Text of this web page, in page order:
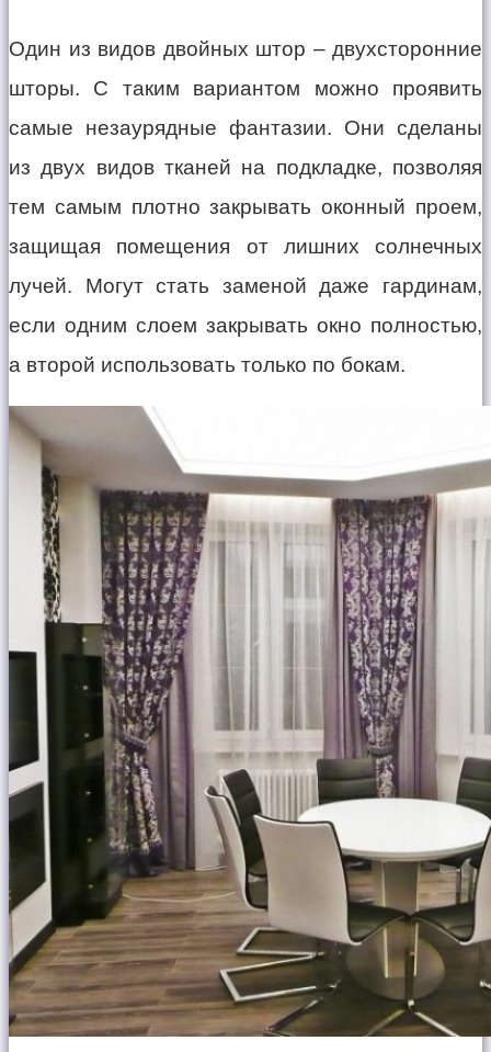
Один из видов двойных штор – двухсторонние
шторы. С таким вариантом можно проявить
самые незаурядные фантазии. Они сделаны
из двух видов тканей на подкладке, позволяя
тем самым плотно закрывать оконный проем,
защищая помещения от лишних солнечных
лучей. Могут стать заменой даже гардинам,
если одним слоем закрывать окно полностью,
а второй использовать только по бокам.